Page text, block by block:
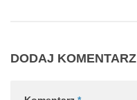
DODAJ KOMENTARZ